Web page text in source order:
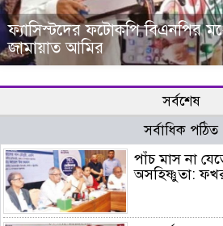
ফ্যাসিস্টদের ফটোকপি বিএনপির
জামায়াত আমির
সর্বশেষ
সর্বাধিক পঠিত
পাঁচ মাস না
অসহিষ্ণুতা: